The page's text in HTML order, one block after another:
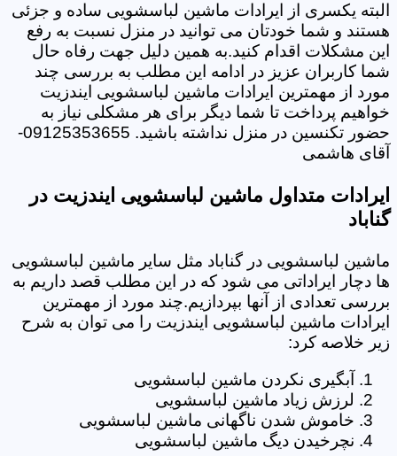
البته یکسری از ایرادات ماشین لباسشویی ساده و جزئی
هستند و شما خودتان می توانید در منزل نسبت به رفع
این مشکلات اقدام کنید.به همین دلیل جهت رفاه حال
شما کاربران عزیز در ادامه این مطلب به بررسی چند
مورد از مهمترین ایرادات ماشین لباسشویی ایندزیت
خواهیم پرداخت تا شما دیگر برای هر مشکلی نیاز به
حضور تکنسین در منزل نداشته باشید. 09125353655-
آقای هاشمی
ایرادات متداول ماشین لباسشویی ایندزیت در
گناباد
ماشین لباسشویی در گناباد مثل سایر ماشین لباسشویی
ها دچار ایراداتی می شود که در این مطلب قصد داریم به
بررسی تعدادی از آنها بپردازیم.چند مورد از مهمترین
ایرادات ماشین لباسشویی ایندزیت را می توان به شرح
زیر خلاصه کرد:
آبگیری نکردن ماشین لباسشویی
لرزش زیاد ماشین لباسشویی
خاموش شدن ناگهانی ماشین لباسشویی
نچرخیدن دیگ ماشین لباسشویی